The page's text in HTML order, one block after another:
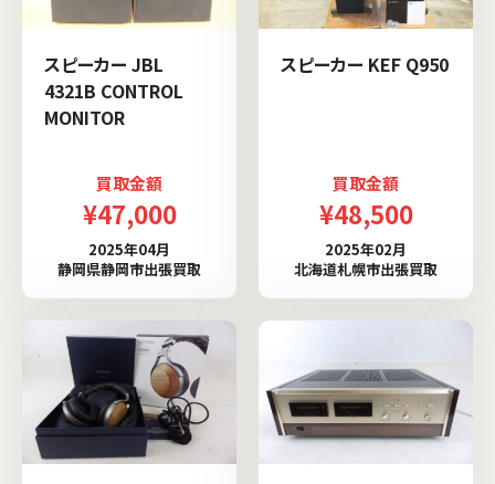
スピーカー JBL
4321B CONTROL
MONITOR
買取金額
¥47,000
2025年04月
静岡県静岡市出張買取
スピーカー KEF Q950
買取金額
¥48,500
2025年02月
北海道札幌市出張買取